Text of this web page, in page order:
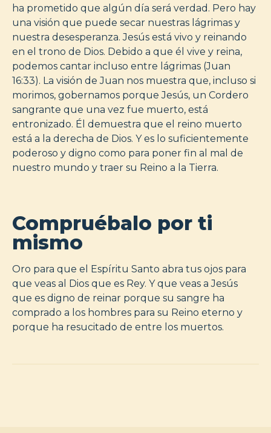
ha prometido que algún día será verdad. Pero hay
una visión que puede secar nuestras lágrimas y
nuestra desesperanza. Jesús está vivo y reinando
en el trono de Dios. Debido a que él vive y reina,
podemos cantar incluso entre lágrimas (Juan
16:33). La visión de Juan nos muestra que, incluso si
morimos, gobernamos porque Jesús, un Cordero
sangrante que una vez fue muerto, está
entronizado. Él demuestra que el reino muerto
está a la derecha de Dios. Y es lo suficientemente
poderoso y digno como para poner fin al mal de
nuestro mundo y traer su Reino a la Tierra.
Compruébalo por ti
mismo
Oro para que el Espíritu Santo abra tus ojos para
que veas al Dios que es Rey. Y que veas a Jesús
que es digno de reinar porque su sangre ha
comprado a los hombres para su Reino eterno y
porque ha resucitado de entre los muertos.